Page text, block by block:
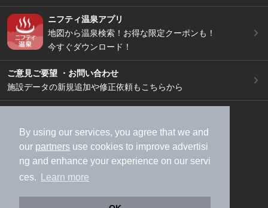
By using our services, you agree that we and
our partners use cookies to improve advertisi
ng and enhance your experience on our servi
ces.
Learn more
ニフティ温泉アプリ
地図から温泉検索！お得な限定クーポンも！
今すぐダウンロード！
ご意見ご要望 ・お問い合わせ
施設データの新規追加や修正依頼もこちらから
加盟店募集（資料請求）
広告出稿のご案内
利用規約
ライフスタイルMEMBERS+規約
特定商取引法に基づく表記
ヘルプ
採用情報
運営会社